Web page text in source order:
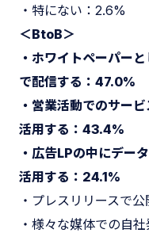
・特にない：2.6%
＜BtoB＞
・ホワイトペーパー
で配信する：47.0%
・営業活動でのサー
活用する：43.4%
・広告LPの中にデー
活用する：24.1%
・プレスリリースで
・様々な媒体での自